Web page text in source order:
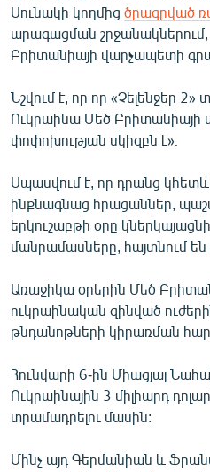
ԲԱՆԱՎԵՃ
ՁԳՏԵԼՈՎ ԼԱՎԱԳՈՒՅՆԻՆ
Հայերեն
Русский
ՀԵՏԵՎԵՔ ՄԵԶ
Սունակի կողմից ծրագրված
արագացման շրջանակներում,
Բրիտանիայի վարչապետի
Նշվում է, որ որ «Չելենջեր 2»
Ուկրաինա Մեծ Բրիտանիայի
փոփոխության սկիզբն է»։
Սպասվում է, որ դրանց
ինքնագնաց հրացաններ,
երկուշաբթի օրը
մանրամասները, հայտնում են
Առաջիկա օրերին Մեծ
ուկրաինական զինված
թնդանոթների կիրառման
Հունվարի 6-ին Միացյալ
Ուկրաինային 3 միլիարդ
տրամադրելու մասին:
Մինչ այդ Գերմանիան և